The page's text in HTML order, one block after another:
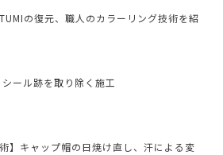
の復元、職人のカラーリング技術を紹
ール跡を取り除く施工
術】キャップ帽の日焼け直し、汗による変